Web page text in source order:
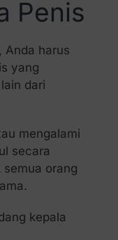
Penis
Anda harus
yang
dari
mengalami
secara
orang
kepala